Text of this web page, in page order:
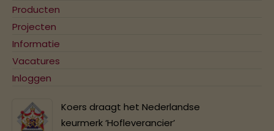
Producten
Projecten
Informatie
Vacatures
Inloggen
Koers draagt het Nederlandse
keurmerk ‘Hofleverancier’